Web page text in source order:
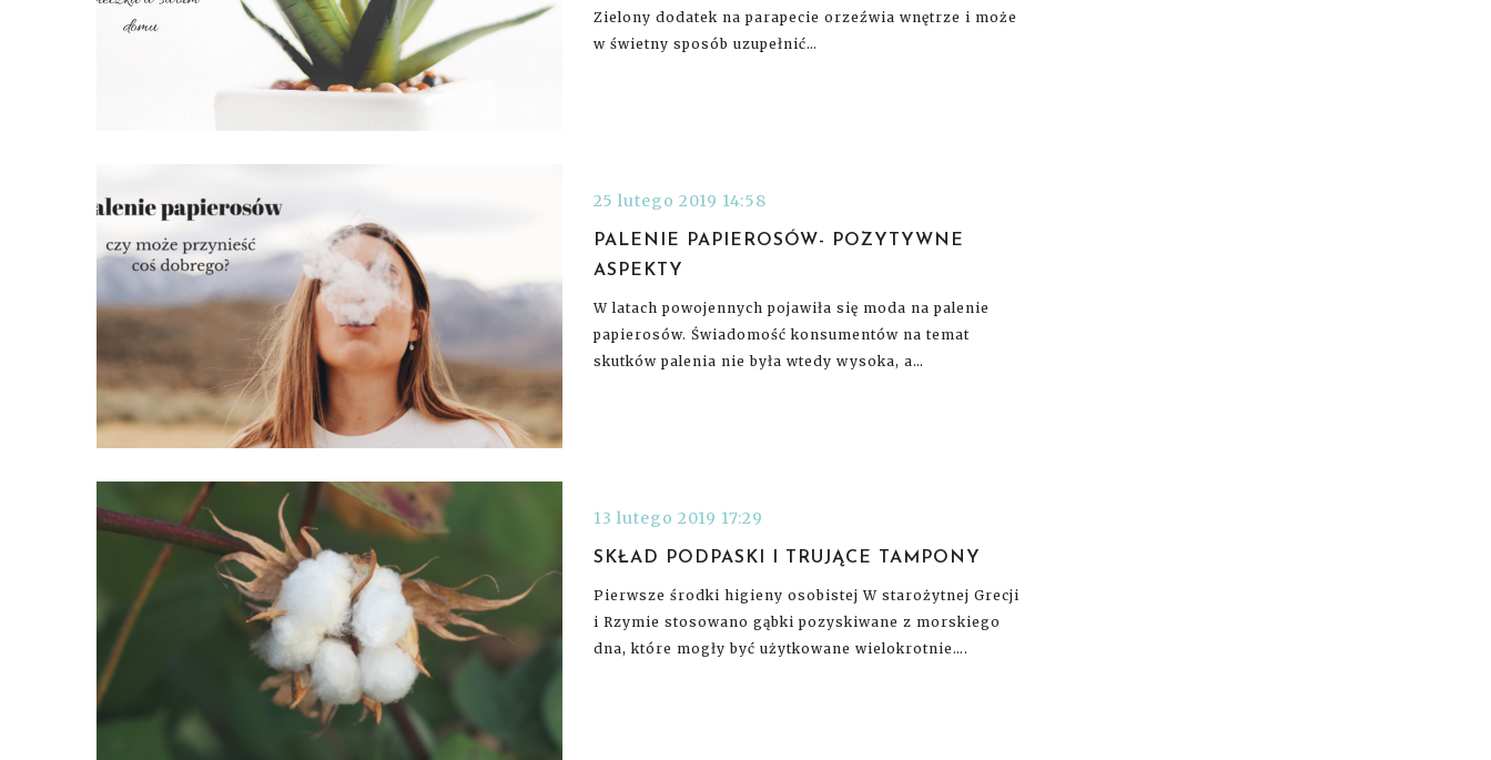
Zielony dodatek na parapecie orzeźwia wnętrze i może
w świetny sposób uzupełnić…
25 lutego 2019 14:58
PALENIE PAPIEROSÓW- POZYTYWNE
ASPEKTY
W latach powojennych pojawiła się moda na palenie
papierosów. Świadomość konsumentów na temat
skutków palenia nie była wtedy wysoka, a…
13 lutego 2019 17:29
SKŁAD PODPASKI I TRUJĄCE TAMPONY
Pierwsze środki higieny osobistej W starożytnej Grecji
i Rzymie stosowano gąbki pozyskiwane z morskiego
dna, które mogły być użytkowane wielokrotnie….